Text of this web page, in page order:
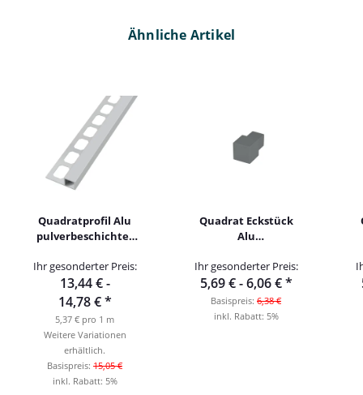
Ähnliche Artikel
Quadratprofil Alu
pulverbeschichtet
manhattangrau
Ihr gesonderter Preis:
13,44 € -
14,78 €*
5,37 € pro 1 m
Weitere Variationen
erhältlich.
Basispreis: 15,05 €
inkl. Rabatt: 5%
Quadrat Eckstück
Alu
aschgrau
Ihr gesonderter Preis:
5,69 € -6,06 €*
Basispreis: 6,38 €
inkl. Rabatt: 5%